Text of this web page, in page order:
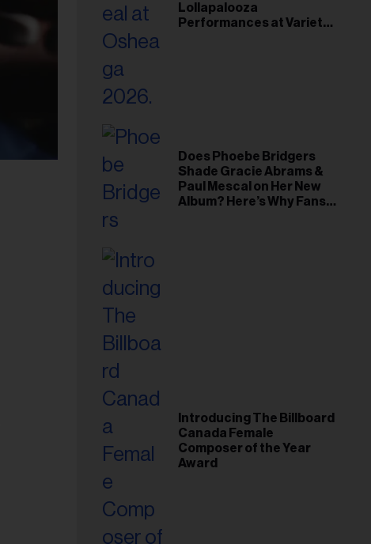
Lollapalooza
Performances at Variety
Does Phoebe Bridgers
Shade Gracie Abrams &
Paul Mescal on Her New
Album? Here’s Why Fans
Introducing The Billboard
Canada Female
Composer of the Year
Award